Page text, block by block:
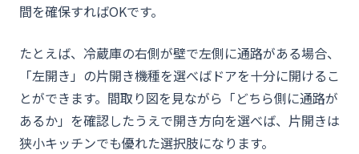
間を確保すればOKです。
たとえば、冷蔵庫の右側が壁で左側に通路がある場合、
「左開き」の片開き機種を選べばドアを十分に開けるこ
とができます。間取り図を見ながら「どちら側に通路が
あるか」を確認したうえで開き方向を選べば、片開きは
狭小キッチンでも優れた選択肢になります。